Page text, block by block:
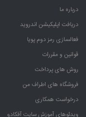
درباره ما
دریافت اپلیکیشن اندروید
فعالسازی رمز دوم پویا
قوانین و مقررات
روش های پرداخت
فروشگاه های اطراف من
درخواست همکاری
ویدئوهای آموزش سایت آفکادو